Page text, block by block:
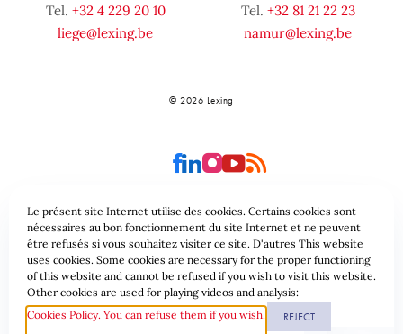
Tel. +32 4 229 20 10
liege@lexing.be
Tel. +32 81 21 22 23
namur@lexing.be
© 2026 Lexing
Seitenübersicht Allgemeine geschäftsbedingungen
Datenschutzrichtlinie & Cookies
Le présent site Internet utilise des cookies. Certains cookies sont
nécessaires au bon fonctionnement du site Internet et ne peuvent
être refusés si vous souhaitez visiter ce site. D'autres This website
uses cookies. Some cookies are necessary for the proper functioning
of this website and cannot be refused if you wish to visit this website.
Other cookies are used for playing videos and analysis:
Cookies Policy. You can refuse them if you wish.
REJECT